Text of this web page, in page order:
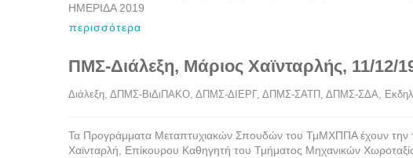
ΗΜΕΡΙΔΑ 2019
περισσότερα
ΠΜΣ-Διάλεξη, Μάριος Χαϊνταρλής, 11/12/
Διάλεξη, ΔΠΜΣ-ΒιΔιΠΑΚΟ, ΔΠΜΣ-ΔΙΕΡΓ, ΔΠΜΣ-ΣΑΤΠ , ΔΠΜΣ-ΣΔΑ,
Τα Προγράμματα Μεταπτυχιακών Σπουδών του ΤμΜΧΠΠΑ έχουν την
Χαϊνταρλή, Επίκουρου Καθηγητή του Τμήματος Μηχανικών